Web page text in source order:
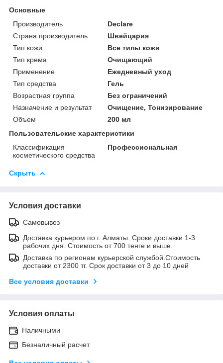
Основные
Производитель
Declare
Страна производитель
Швейцария
Тип кожи
Все типы кожи
Тип крема
Очищающий
Применение
Ежедневный уход
Тип средства
Гель
Возрастная группа
Без ограничений
Назначение и результат
Очищение, Тонизирование
Объем
200 мл
Пользовательские характеристики
Классификация
косметического средства
Профессиональная
Скрыть
Условия доставки
Самовывоз
Доставка курьером по г. Алматы. Сроки доставки 1-3
рабочих дня. Стоимость от 700 тенге и выше.
Доставка по регионам курьерской службой.Стоимость
доставки от 2300 тг. Срок доставки от 3 до 10 дней
Все условия доставки
Условия оплаты
Наличными
Безналичный расчет